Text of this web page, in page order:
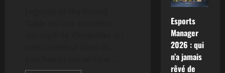
Esports
Manager
2026 : qui
n’a jamais
rêvé de